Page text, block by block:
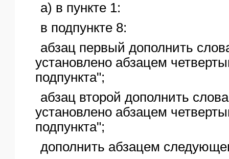
а) в пункте 1:
в подпункте 8:
абзац первый дополнить
установлено абзацем
подпункта";
абзац второй дополнить
установлено абзацем
подпункта";
дополнить абзацем